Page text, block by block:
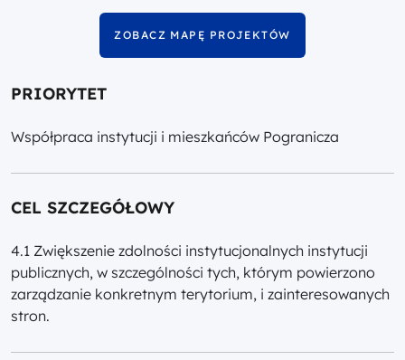
PRIORYTET
Współpraca instytucji i mieszkańców Pogranicza
CEL SZCZEGÓŁOWY
4.1 Zwiększenie zdolności instytucjonalnych instytucji
publicznych, w szczególności tych, którym powierzono
zarządzanie konkretnym terytorium, i zainteresowanych
stron.
ZOBACZ MAPĘ PROJEKTÓW